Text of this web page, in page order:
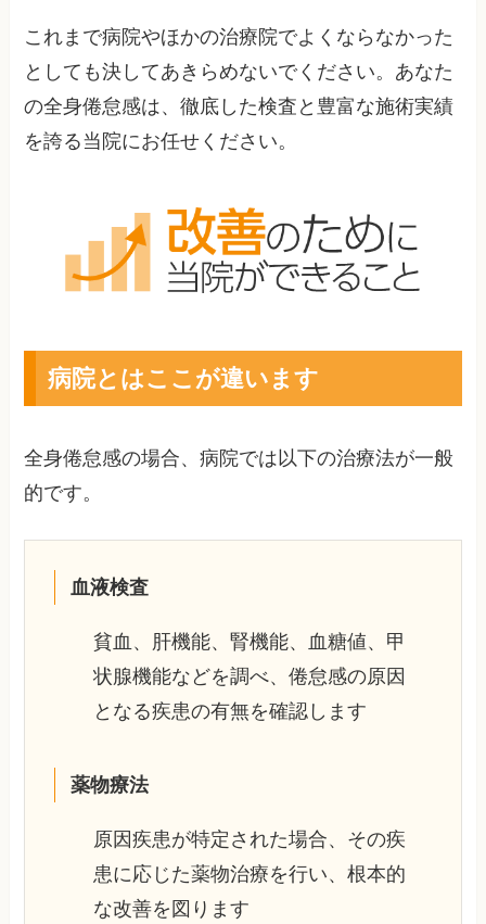
これまで病院やほかの治療院でよくならなかった
としても決してあきらめないでください。あなた
の全身倦怠感は、徹底した検査と豊富な施術実績
を誇る当院にお任せください。
病院とはここが違います
全身倦怠感の場合、病院では以下の治療法が一般
的です。
血液検査
貧血、肝機能、腎機能、血糖値、甲
状腺機能などを調べ、倦怠感の原因
となる疾患の有無を確認します
薬物療法
原因疾患が特定された場合、その疾
患に応じた薬物治療を行い、根本的
な改善を図ります